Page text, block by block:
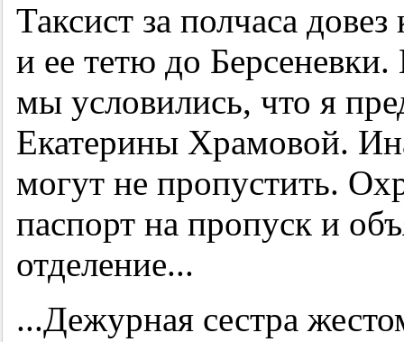
Таксист за полчаса
и ее тетю до Берсеневки.
мы условились, что я
Екатерины Храмовой.
могут не пропустить.
паспорт на пропуск и
отделение...
...Дежурная сестра